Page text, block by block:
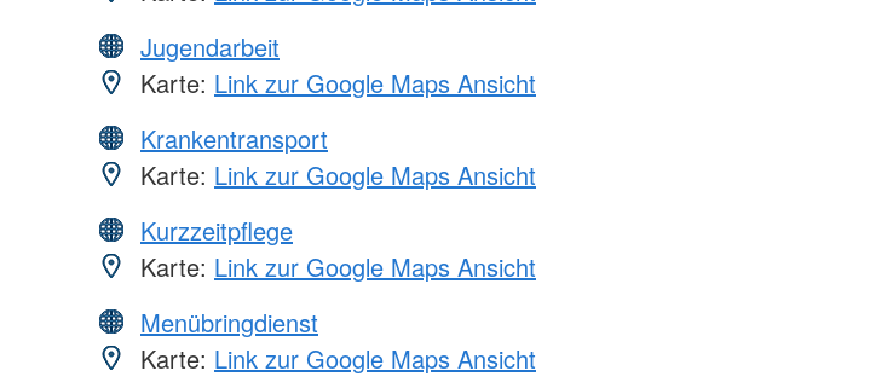
Jugendarbeit
Karte: Link zur Google Maps Ansicht
Krankentransport
Karte: Link zur Google Maps Ansicht
Kurzzeitpflege
Karte: Link zur Google Maps Ansicht
Menübringdienst
Karte: Link zur Google Maps Ansicht